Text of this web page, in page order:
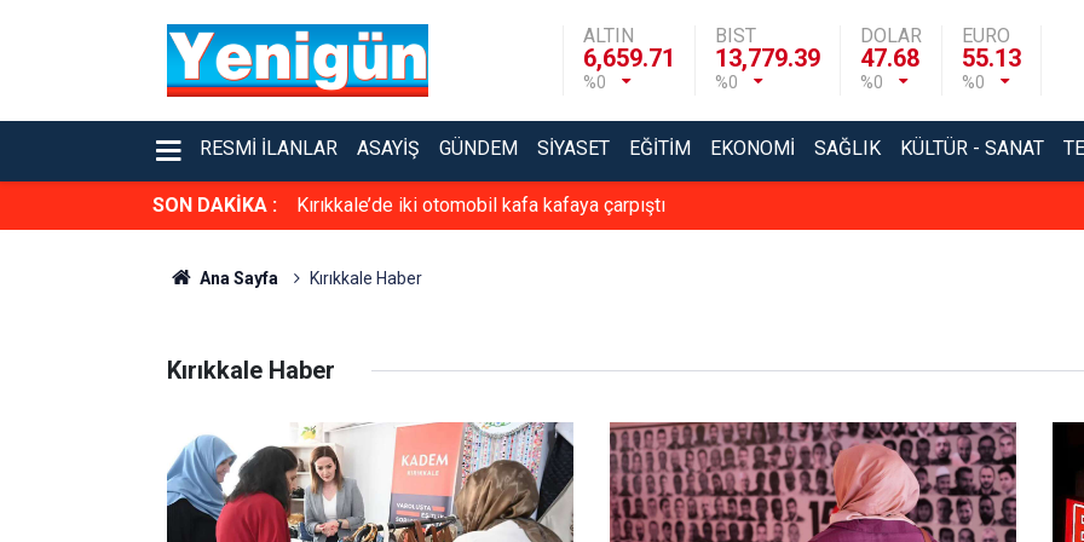
ALTIN
6,659.71
%0
BIST
13,779.39
%0
DOLAR
47.68
%0
EURO
55.13
%0
RESMI İLANLAR ASAYIŞ GÜNDEM SIYASET EĞITIM EKONOMI SAĞLIK KÜLTÜR - SANAT
SON DAKİKA : Kırıkkale’de iki otomobil kafa kafaya çarpıştı
Ana Sayfa Kırıkkale Haber
Kırıkkale Haber